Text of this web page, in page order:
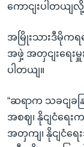
ကောငျးပါတယျလို့
အမြိုးသားဒီမိုကရ
အဖှဲ့ အတှငျးရေး
ပါတယျ။
“ဆရာက သခငျခ
အစဈ၊ နိုငျငံရေး
အတှကျ၊ နိုငျငံရ